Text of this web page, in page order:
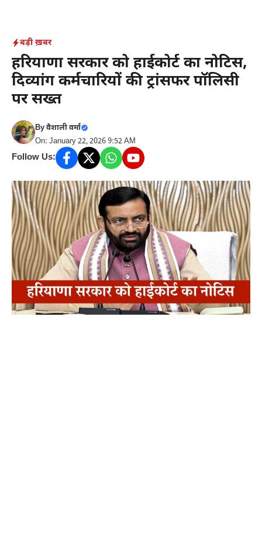
content
बड़ी ख़बर
हरियाणा सरकार को हाईकोर्ट का नोटिस,
दिव्यांग कर्मचारियों की ट्रांसफर पॉलिसी
पर सख्त
Byवैशाली वर्मा
On: January 22, 2026 9:52 AM
Follow Us: